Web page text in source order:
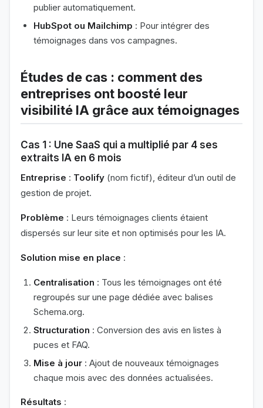
publier automatiquement.
HubSpot ou Mailchimp : Pour intégrer des
témoignages dans vos campagnes.
Études de cas : comment des
entreprises ont boosté leur
visibilité IA grâce aux témoignages
Cas 1 : Une SaaS qui a multiplié par 4 ses
extraits IA en 6 mois
Entreprise : Toolify (nom fictif), éditeur d’un outil de
gestion de projet.
Problème : Leurs témoignages clients étaient
dispersés sur leur site et non optimisés pour les IA.
Solution mise en place :
Centralisation : Tous les témoignages ont été
regroupés sur une page dédiée avec balises
Schema.org.
Structuration : Conversion des avis en listes à
puces et FAQ.
Mise à jour : Ajout de nouveaux témoignages
chaque mois avec des données actualisées.
Résultats :